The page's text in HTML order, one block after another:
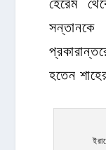
হতেন